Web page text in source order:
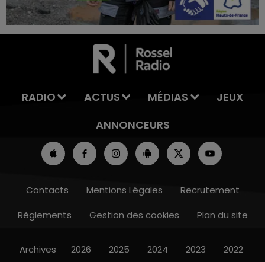
LA TEAM DU WEEK-END
RADIO ACTUS MÉDIAS
JEUX
ANNONCEURS
Contacts Mentions Légales
Recrutement
Règlements
Gestion des cookies Plan du site
Archives 2026 2025 2024 2023 2022